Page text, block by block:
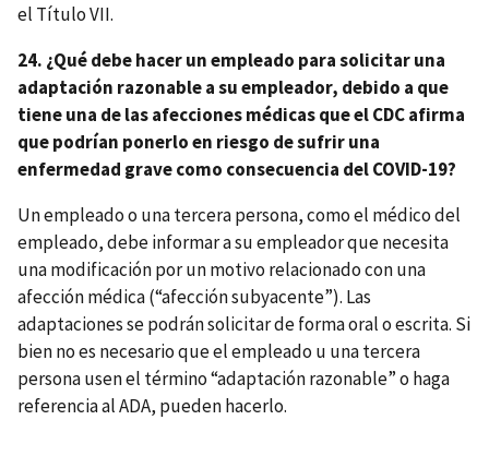
el Título VII.
24. ¿Qué debe hacer un empleado para solicitar una
adaptación razonable a su empleador, debido a que
tiene una de las afecciones médicas que el CDC afirma
que podrían ponerlo en riesgo de sufrir una
enfermedad grave como consecuencia del COVID-19?
Un empleado o una tercera persona, como el médico del
empleado, debe informar a su empleador que necesita
una modificación por un motivo relacionado con una
afección médica (“afección subyacente”). Las
adaptaciones se podrán solicitar de forma oral o escrita. Si
bien no es necesario que el empleado u una tercera
persona usen el término “adaptación razonable” o haga
referencia al ADA, pueden hacerlo.